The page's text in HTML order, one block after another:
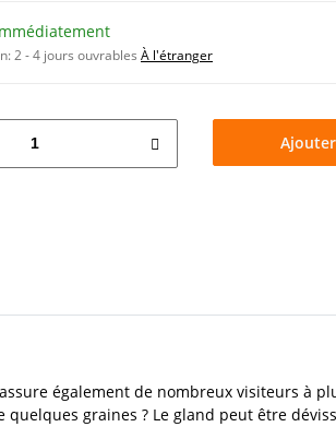
2 - 4 jours ouvrables À l'étranger
également de nombreux visiteurs à
graines ? Le gland peut être